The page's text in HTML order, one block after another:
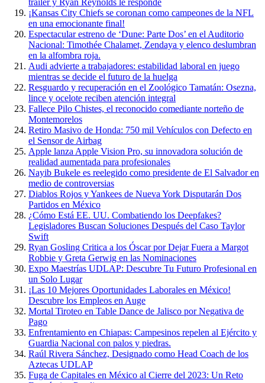
tráiler y Ryan Reynolds le responde
¡Kansas City Chiefs se coronan como campeones de la NFL
en una emocionante final!
Espectacular estreno de ‘Dune: Parte Dos’ en el Auditorio
Nacional: Timothée Chalamet, Zendaya y elenco deslumbran
en la alfombra roja.
Audi advierte a trabajadores: estabilidad laboral en juego
mientras se decide el futuro de la huelga
Resguardo y recuperación en el Zoológico Tamatán: Osezna,
lince y ocelote reciben atención integral
Fallece Pilo Chistes, el reconocido comediante norteño de
Montemorelos
Retiro Masivo de Honda: 750 mil Vehículos con Defecto en
el Sensor de Airbag
Apple lanza Apple Vision Pro, su innovadora solución de
realidad aumentada para profesionales
Nayib Bukele es reelegido como presidente de El Salvador en
medio de controversias
Diablos Rojos y Yankees de Nueva York Disputarán Dos
Partidos en México
¿Cómo Está EE. UU. Combatiendo los Deepfakes?
Legisladores Buscan Soluciones Después del Caso Taylor
Swift
Ryan Gosling Critica a los Óscar por Dejar Fuera a Margot
Robbie y Greta Gerwig en las Nominaciones
Expo Maestrías UDLAP: Descubre Tu Futuro Profesional en
un Solo Lugar
¡Las 10 Mejores Oportunidades Laborales en México!
Descubre los Empleos en Auge
Mortal Tiroteo en Table Dance de Jalisco por Negativa de
Pago
Enfrentamiento en Chiapas: Campesinos repelen al Ejército y
Guardia Nacional con palos y piedras.
Raúl Rivera Sánchez, Designado como Head Coach de los
Aztecas UDLAP
Fuga de Capitales en México al Cierre del 2023: Un Reto